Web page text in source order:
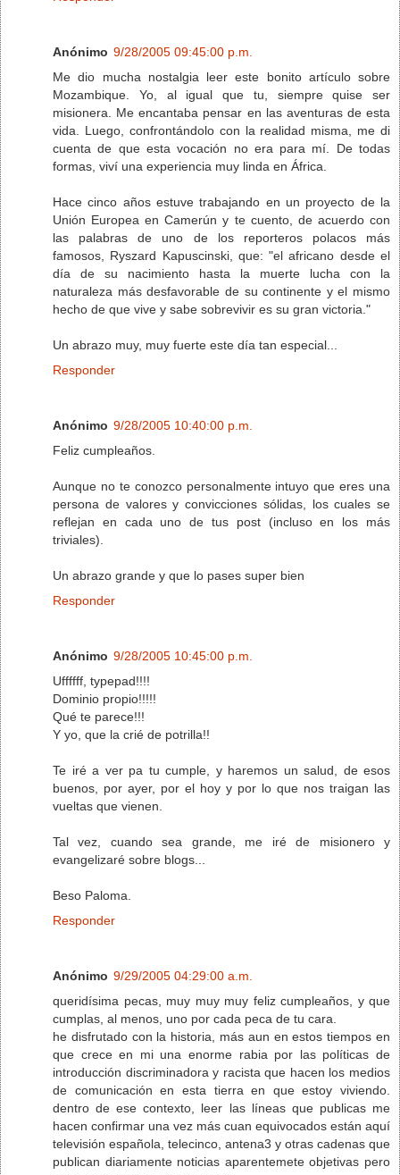
Anónimo 9/28/2005 09:45:00 p.m.
Me dio mucha nostalgia leer este bonito artículo sobre
Mozambique. Yo, al igual que tu, siempre quise ser
misionera. Me encantaba pensar en las aventuras de esta
vida. Luego, confrontándolo con la realidad misma, me di
cuenta de que esta vocación no era para mí. De todas
formas, viví una experiencia muy linda en África.
Hace cinco años estuve trabajando en un proyecto de la
Unión Europea en Camerún y te cuento, de acuerdo con
las palabras de uno de los reporteros polacos más
famosos, Ryszard Kapuscinski, que: "el africano desde el
día de su nacimiento hasta la muerte lucha con la
naturaleza más desfavorable de su continente y el mismo
hecho de que vive y sabe sobrevivir es su gran victoria."
Un abrazo muy, muy fuerte este día tan especial...
Responder
Anónimo 9/28/2005 10:40:00 p.m.
Feliz cumpleaños.
Aunque no te conozco personalmente intuyo que eres una
persona de valores y convicciones sólidas, los cuales se
reflejan en cada uno de tus post (incluso en los más
triviales).
Un abrazo grande y que lo pases super bien
Responder
Anónimo 9/28/2005 10:45:00 p.m.
Uffffff, typepad!!!!
Dominio propio!!!!!
Qué te parece!!!
Y yo, que la crié de potrilla!!
Te iré a ver pa tu cumple, y haremos un salud, de esos
buenos, por ayer, por el hoy y por lo que nos traigan las
vueltas que vienen.
Tal vez, cuando sea grande, me iré de misionero y
evangelizaré sobre blogs...
Beso Paloma.
Responder
Anónimo 9/29/2005 04:29:00 a.m.
queridísima pecas, muy muy muy feliz cumpleaños, y que
cumplas, al menos, uno por cada peca de tu cara.
he disfrutado con la historia, más aun en estos tiempos en
que crece en mi una enorme rabia por las políticas de
introducción discriminadora y racista que hacen los medios
de comunicación en esta tierra en que estoy viviendo.
dentro de ese contexto, leer las líneas que publicas me
hacen confirmar una vez más cuan equivocados están aquí
televisión española, telecinco, antena3 y otras cadenas que
publican diariamente noticias aparentemete objetivas pero